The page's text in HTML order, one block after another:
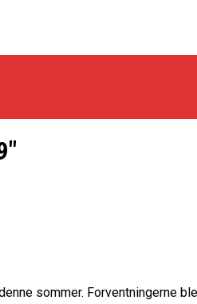
På Plads
sommer. Forventningerne